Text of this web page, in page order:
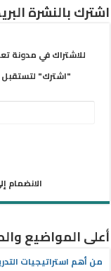
اشترك بالنشرة
للاشتراك في مدونة
"اشترك" لتستقبل
الانضمام إلى 27.6 من آلاف
أعلى المواضيع
من أهم استراتيجيات